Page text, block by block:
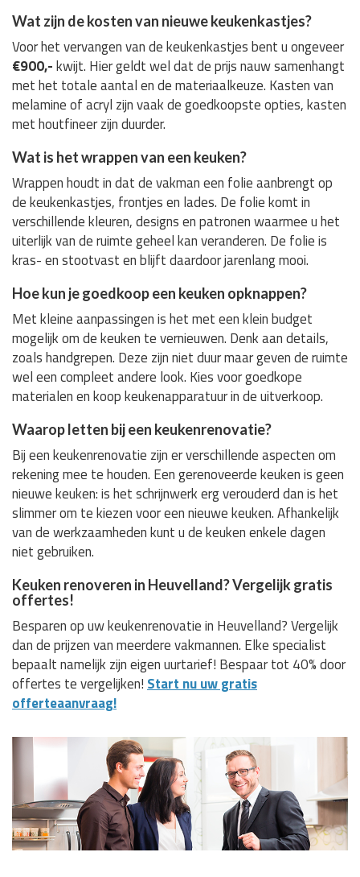
Wat zijn de kosten van nieuwe keukenkastjes?
Voor het vervangen van de keukenkastjes bent u ongeveer
€900,-kwijt. Hier geldt wel dat de prijs nauw samenhangt
met het totale aantal en de materiaalkeuze. Kasten van
melamine of acryl zijn vaak de goedkoopste opties, kasten
met houtfineer zijn duurder.
Wat is het wrappen van een keuken?
Wrappen houdt in dat de vakman een folie aanbrengt op
de keukenkastjes, frontjes en lades. De folie komt in
verschillende kleuren, designs en patronen waarmee u het
uiterlijk van de ruimte geheel kan veranderen. De folie is
kras- en stootvast en blijft daardoor jarenlang mooi.
Hoe kun je goedkoop een keuken opknappen?
Met kleine aanpassingen is het met een klein budget
mogelijk om de keuken te vernieuwen. Denk aan details,
zoals handgrepen. Deze zijn niet duur maar geven de ruimte
wel een compleet andere look. Kies voor goedkope
materialen en koop keukenapparatuur in de uitverkoop.
Waarop letten bij een keukenrenovatie?
Bij een keukenrenovatie zijn er verschillende aspecten om
rekening mee te houden. Een gerenoveerde keuken is geen
nieuwe keuken: is het schrijnwerk erg verouderd dan is het
slimmer om te kiezen voor een nieuwe keuken. Afhankelijk
van de werkzaamheden kunt u de keuken enkele dagen
niet gebruiken.
Keuken renoveren in Heuvelland? Vergelijk gratis
offertes!
Besparen op uw keukenrenovatie in Heuvelland? Vergelijk
dan de prijzen van meerdere vakmannen. Elke specialist
bepaalt namelijk zijn eigen uurtarief! Bespaar tot 40% door
offertes te vergelijken! Start nu uw gratis
offerteaanvraag!